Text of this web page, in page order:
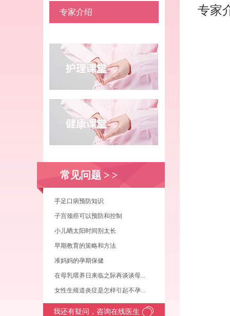
专家介绍
常见问题 > >
手足口病预防知识
子宫颈癌可以预防和控制
小儿晒太阳时间别太长
早期教育的策略和方法
准妈妈的孕期保健
在母乳喂养日来临之际再谈谈母...
女性生殖道炎症是怎样引起不孕...
我还有疑问，咨询在线医生
专家